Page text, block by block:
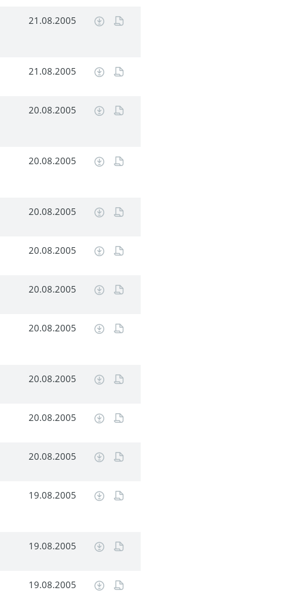
21.08.2005
21.08.2005
20.08.2005
20.08.2005
20.08.2005
20.08.2005
20.08.2005
20.08.2005
20.08.2005
20.08.2005
20.08.2005
19.08.2005
19.08.2005
19.08.2005